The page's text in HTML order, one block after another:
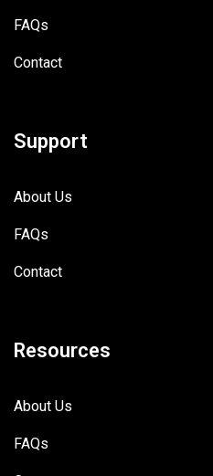
FAQs
Contact
Support
About Us
FAQs
Contact
Resources
About Us
FAQs